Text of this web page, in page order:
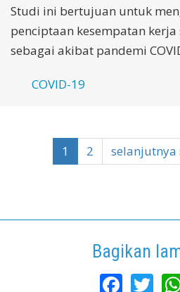
Studi ini bertujuan untuk
penciptaan kesempatan
sebagai akibat pandemi
COVID-19
1 2 selanjutnya
Bagikan